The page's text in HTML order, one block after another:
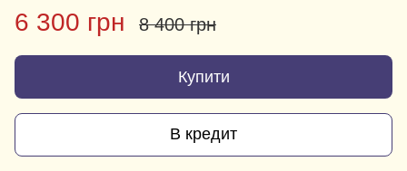
6 300 грн 8 400 грн
Купити
В кредит